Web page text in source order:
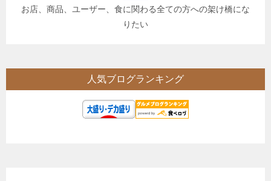
お店、商品、ユーザー、食に関わる全ての方への架け橋にな
りたい
人気ブログランキング